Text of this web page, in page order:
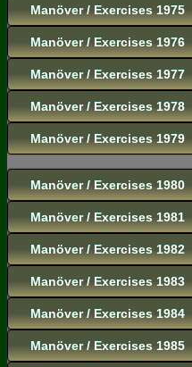
Manöver / Exercises 1975
Manöver / Exercises 1976
Manöver / Exercises 1977
Manöver / Exercises 1978
Manöver / Exercises 1979
Manöver / Exercises 1980
Manöver / Exercises 1981
Manöver / Exercises 1982
Manöver / Exercises 1983
Manöver / Exercises 1984
Manöver / Exercises 1985